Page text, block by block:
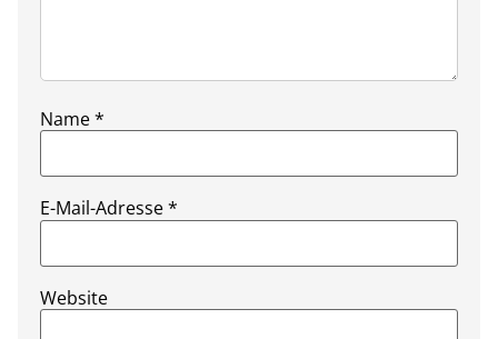
Name*
E-Mail-Adresse*
Website